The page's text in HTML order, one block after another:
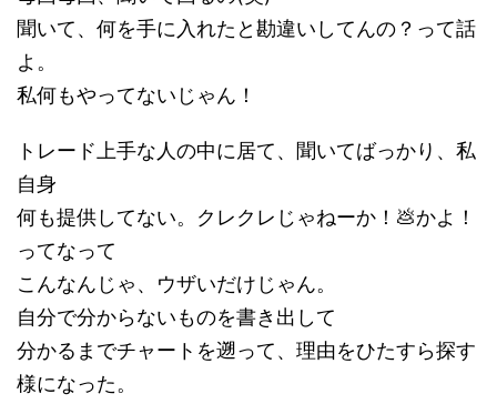
聞いて、何を手に入れたと勘違いしてんの？って話
よ。
私何もやってないじゃん！
トレード上手な人の中に居て、聞いてばっかり、私
自身
何も提供してない。クレクレじゃねーか！💩かよ！
ってなって
こんなんじゃ、ウザいだけじゃん。
自分で分からないものを書き出して
分かるまでチャートを遡って、理由をひたすら探す
様になった。